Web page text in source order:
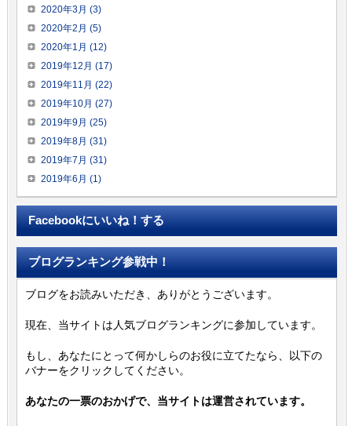
2020年3月 (3)
2020年2月 (5)
2020年1月 (12)
2019年12月 (17)
2019年11月 (22)
2019年10月 (27)
2019年9月 (25)
2019年8月 (31)
2019年7月 (31)
2019年6月 (1)
Facebookにいいね！する
ブログランキング参戦中！
ブログをお読みいただき、ありがとうございます。
現在、当サイトは人気ブログランキングに参加しています。
もし、あなたにとって何かしらのお役に立てたなら、以下の
バナーをクリックしてください。
あなたの一票のおかげで、当サイトは運営されています。